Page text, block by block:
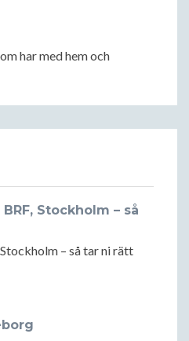
har med hem och
Stockholm – så
– så tar ni rätt